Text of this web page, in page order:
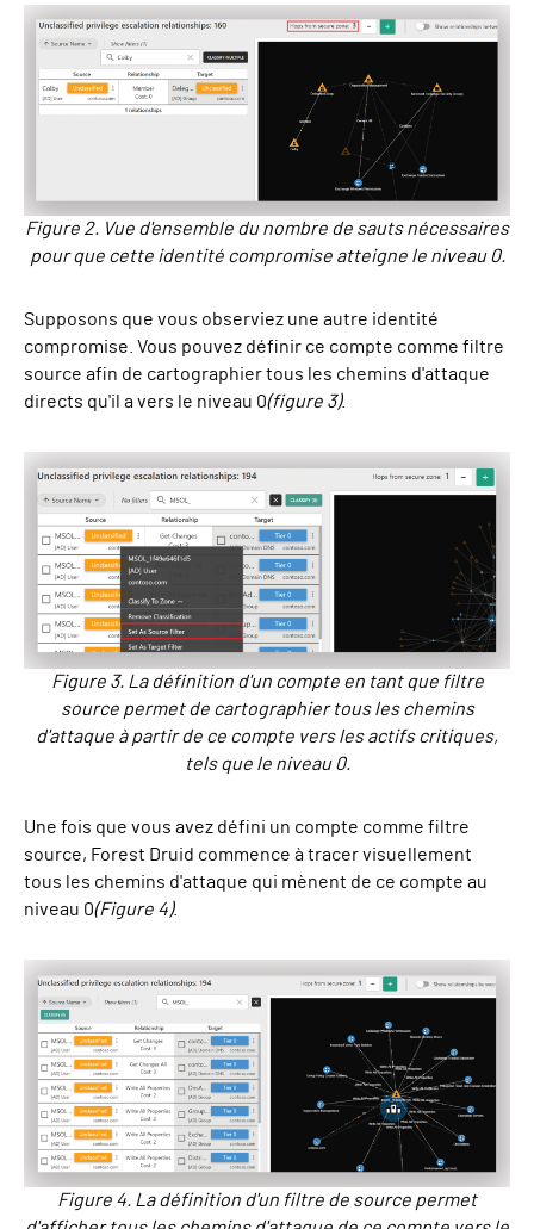
Figure 2. Vue d'ensemble du nombre de sauts nécessaires
pour que cette identité compromise atteigne le niveau 0.
Supposons que vous observiez une autre identité
compromise. Vous pouvez définir ce compte comme filtre
source afin de cartographier tous les chemins d'attaque
directs qu'il a vers le niveau 0(figure 3).
Figure 3. La définition d'un compte en tant que filtre
source permet de cartographier tous les chemins
d'attaque à partir de ce compte vers les actifs critiques,
tels que le niveau 0.
Une fois que vous avez défini un compte comme filtre
source, Forest Druid commence à tracer visuellement
tous les chemins d'attaque qui mènent de ce compte au
niveau 0(Figure 4).
Figure 4. La définition d'un filtre de source permet